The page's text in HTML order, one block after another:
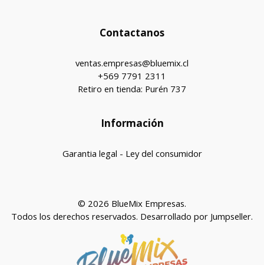
Contactanos
ventas.empresas@bluemix.cl
+569 7791 2311
Retiro en tienda: Purén 737
Información
Garantia legal - Ley del consumidor
© 2026 BlueMix Empresas.
Todos los derechos reservados. Desarrollado por Jumpseller.